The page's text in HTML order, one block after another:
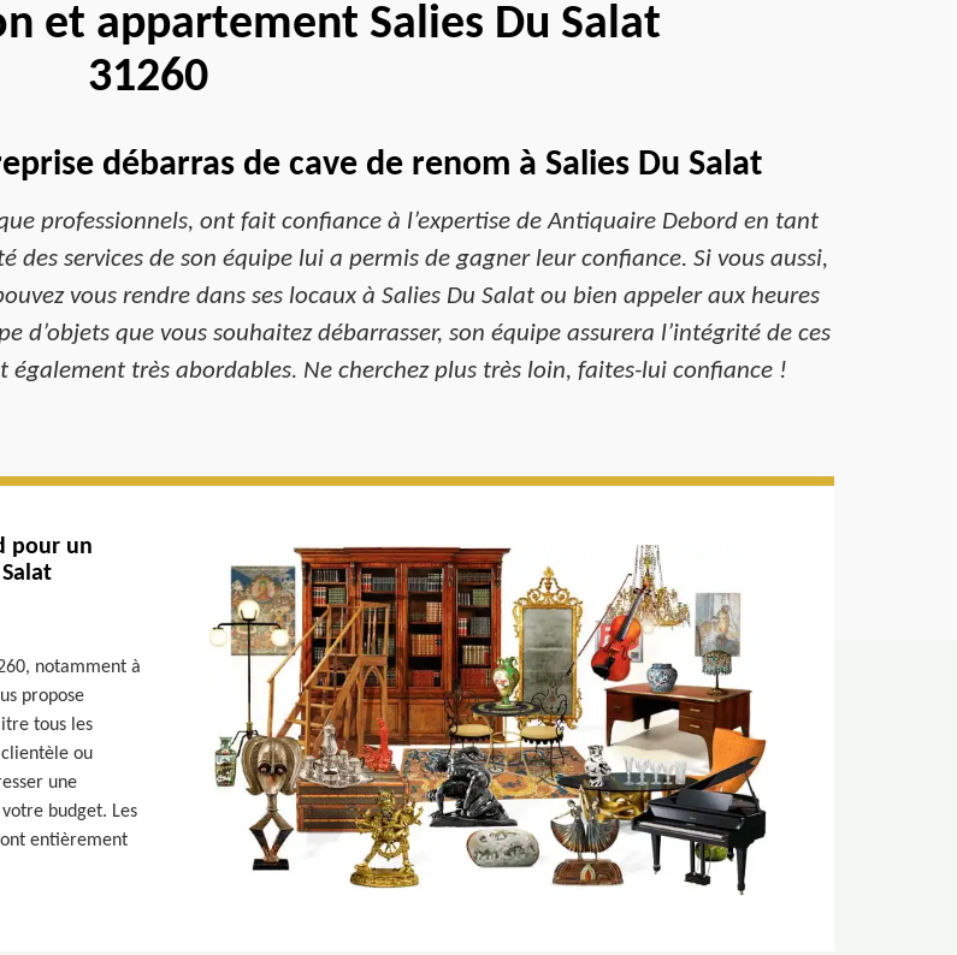
et appartement Salies Du Salat
31260
débarras de cave de renom à Salies Du Salat
professionnels, ont fait confiance à l’expertise de Antiquaire Debord en tant
des services de son équipe lui a permis de gagner leur confiance. Si vous aussi,
vous rendre dans ses locaux à Salies Du Salat ou bien appeler aux heures
d’objets que vous souhaitez débarrasser, son équipe assurera l’intégrité de ces
également très abordables. Ne cherchez plus très loin, faites-lui confiance !
pour un
notamment à
propose
tous les
ou
une
budget. Les
entièrement